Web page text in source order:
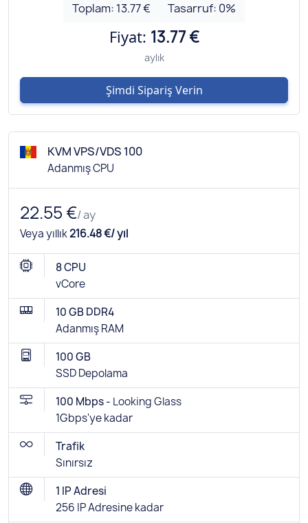
Toplam: 13.77 € Tasarruf: 0%
Fiyat: 13.77 €
aylık
Şimdi Sipariş Verin
KVM VPS/VDS 100
Adanmış CPU
22.55 €/ ay
Veya yıllık216.48 €/ yıl
8 CPU
vCore
10 GB DDR4
Adanmış RAM
100 GB
SSD Depolama
100 Mbps - Looking Glass
1Gbps'ye kadar
Trafik
Sınırsız
1 IP Adresi
256 IP Adresine kadar